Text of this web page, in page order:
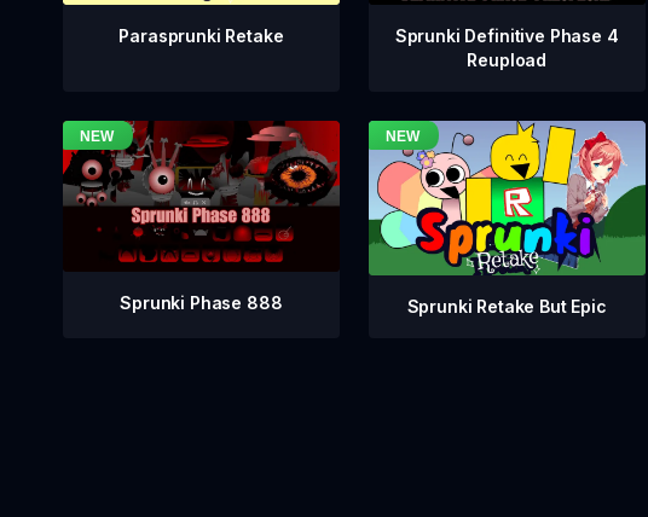
Parasprunki Retake
Sprunki Definitive Phase 4
Reupload
Sprunki Phase 888 Sprunki Retake But Epic